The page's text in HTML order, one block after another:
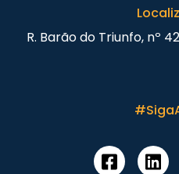
R. Barão do Triunfo, nº